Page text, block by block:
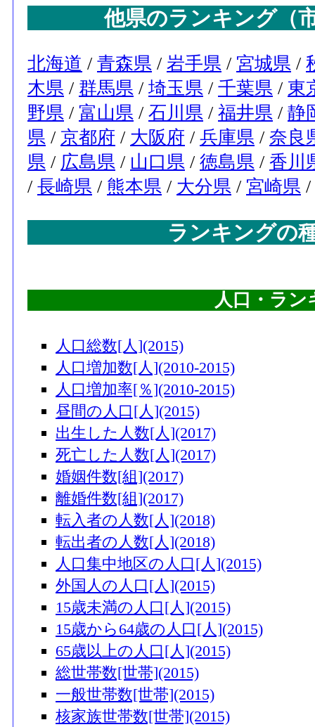
他県のランキング（
北海道 / 青森県 / 岩手県 / 宮城県 /
木県 / 群馬県 / 埼玉県 / 千葉県 / 東
野県 / 富山県 / 石川県 / 福井県 / 静
県 / 京都府 / 大阪府 / 兵庫県 / 奈良
県 / 広島県 / 山口県 / 徳島県 / 香川
/ 長崎県 / 熊本県 / 大分県 / 宮崎県 /
ランキングの
人口・ラン
人口総数[人](2015)
人口増加数[人](2010-2015)
人口増加率[％](2010-2015)
昼間の人口[人](2015)
出生した人数[人](2017)
死亡した人数[人](2017)
婚姻件数[組](2017)
離婚件数[組](2017)
転入者の人数[人](2018)
転出者の人数[人](2018)
人口集中地区の人口[人](2015)
外国人の人口[人](2015)
15歳未満の人口[人](2015)
15歳から64歳の人口[人](2015)
65歳以上の人口[人](2015)
総世帯数[世帯](2015)
一般世帯数[世帯](2015)
核家族世帯数[世帯](2015)